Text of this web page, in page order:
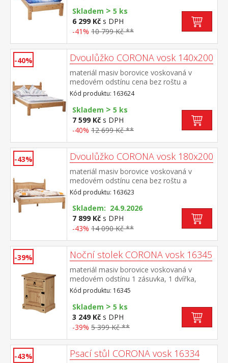
kombinovat s lamelovým roštem 7154
nebo 7861součást sestavy Corona
Skladem > 5 ks
6 299 Kč s DPH
-41% 10 799 Kč **
-40% Dvoulůžko CORONA vosk 140x200
materiál masiv borovice voskovaná v
medovém odstínu cena bez roštu a
matrace doporučený rozměr matrace 140 ×
200 cm a rošt R3 součást sestavy Corona
Kód produktu: 163624
Skladem > 5 ks
7 599 Kč s DPH
-40% 12 699 Kč **
-43% Dvoulůžko CORONA vosk 180x200
materiál masiv borovice voskovaná v
medovém odstínu cena bez roštu a
matrace doporučený rozměr matrace 180 ×
200 cm nebo 2 kusy 90 × 200 cm a rošt R4
nebo 2 kusy R1 součást sestavy Corona
Kód produktu: 163623
Skladem: 24.9.2026
7 899 Kč s DPH
-43% 14 090 Kč **
-39% Noční stolek CORONA vosk 16345
materiál masiv borovice voskovaná v
medovém odstínu 1 zásuvka, 1 dvířka,
hloubka zásuvky 30 cm, kovové ozdobné
úchytky možnost montáže pantů na levou i
pravou stranu součást sestavy Corona
Kód produktu: 16345
Skladem > 5 ks
3 249 Kč s DPH
-39% 5 399 Kč **
-43% Psací stůl CORONA vosk 16334